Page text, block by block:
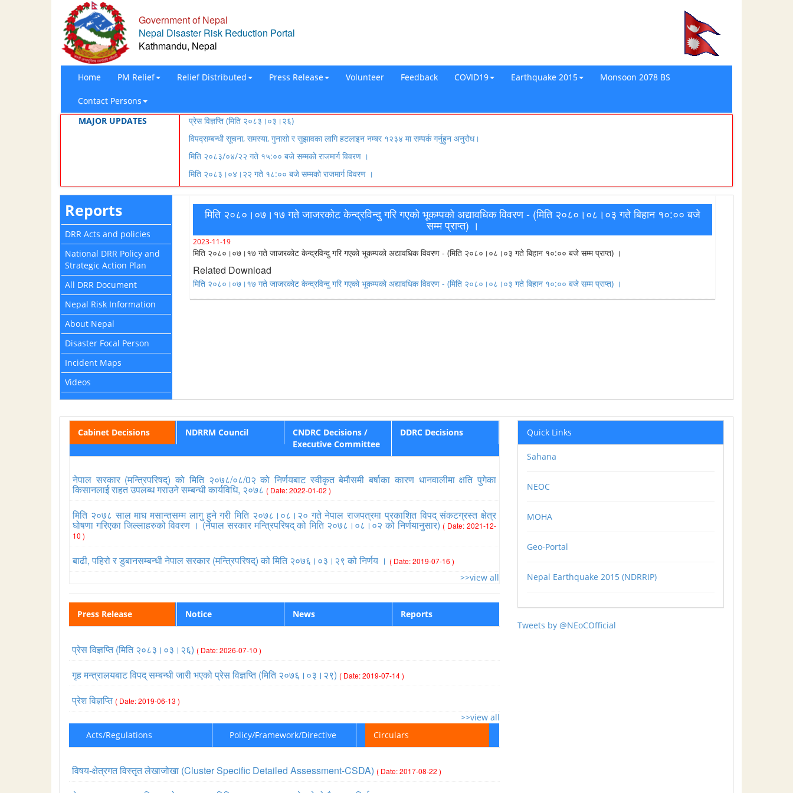
Government of Nepal
Nepal Disaster Risk Reduction Portal
Kathmandu, Nepal
Home PM Relief Relief Distributed Press Release Volunteer Feedback COVID19 Earthquake 2015 Monsoon 2078 BS
Contact Persons
MAJOR UPDATES
प्रेस विज्ञप्ति (मिति २०८३।०३।२६)
विपद्सम्बन्धी सूचना, समस्या, गुनासो र सुझावका लागि हटलाइन नम्बर १२३४ मा सम्पर्क गर्नुहुन अनुरोध।
मिति २०८३/०४/२२ गते १५:०० बजे सम्मको राजमार्ग विवरण ।
मिति २०८३।०४।२२ गते १८:०० बजे सम्मको राजमार्ग विवरण ।
Reports
DRR Acts and policies
National DRR Policy and
Strategic Action Plan
All DRR Document
Nepal Risk Information
About Nepal
Disaster Focal Person
Incident Maps
Videos
मिति २०८०।०७।१७ गते जाजरकोट केन्द्रविन्दु गरि गएको भूकम्पको अद्यावधिक विवरण - (मिति २०८०।०८।०३ गते बिहान १०:०० बजे
सम्म प्राप्त) ।
2023-11-19
मिति २०८०।०७।१७ गते जाजरकोट केन्द्रविन्दु गरि गएको भूकम्पको अद्यावधिक विवरण - (मिति २०८०।०८।०३ गते बिहान १०:०० बजे सम्म प्राप्त) ।
Related Download
मिति २०८०।०७।१७ गते जाजरकोट केन्द्रविन्दु गरि गएको भूकम्पको अद्यावधिक विवरण - (मिति २०८०।०८।०३ गते बिहान १०:०० बजे सम्म प्राप्त) ।
Cabinet Decisions NDRRM Council
CNDRC Decisions /
Executive Committee
DDRC Decisions
नेपाल सरकार (मन्त्रिपरिषद्) को मिति २०७८/०८/0२ को निर्णयबाट स्वीकृत बेमौसमी बर्षाका कारण धानवालीमा क्षति पुगेका
किसानलाई राहत उपलब्ध गराउने सम्बन्धी कार्यविधि, २०७८ ( Date: 2022-01-02 )
मिति २०७८ साल माघ मसान्तसम्म लागु हुने गरी मिति २०७८।०८।२० गते नेपाल राजपत्रमा प्रकाशित विपद् संकटग्रस्त क्षेत्र
घोषणा गरिएका जिल्लाहरुको विवरण । (नेपाल सरकार मन्त्रिपरिषद् को मिति २०७८।०८।०२ को निर्णयानुसार) ( Date: 2021-12-
10 )
बाढी, पहिरो र डुबानसम्बन्धी नेपाल सरकार (मन्त्रिपरिषद्) को मिति २०७६।०३।२९ को निर्णय । ( Date: 2019-07-16 )
>>view all
Press Release Notice News Reports
प्रेस विज्ञप्ति (मिति २०८३।०३।२६) ( Date: 2026-07-10 )
गृह मन्त्रालयबाट विपद् सम्बन्धी जारी भएको प्रेस विज्ञप्ति (मिति २०७६।०३।२९) ( Date: 2019-07-14 )
प्रेश विज्ञप्ति ( Date: 2019-06-13 )
>>view all
Acts/Regulations
Policy/Framework/Directive Circulars
विषय-क्षेत्रगत विस्तृत लेखाजोखा (Cluster Specific Detailed Assessment-CSDA) ( Date: 2017-08-22 )
Quick Links
Sahana
NEOC
MOHA
Geo-Portal
Nepal Earthquake 2015 (NDRRIP)
Tweets by @NEoCOfficial